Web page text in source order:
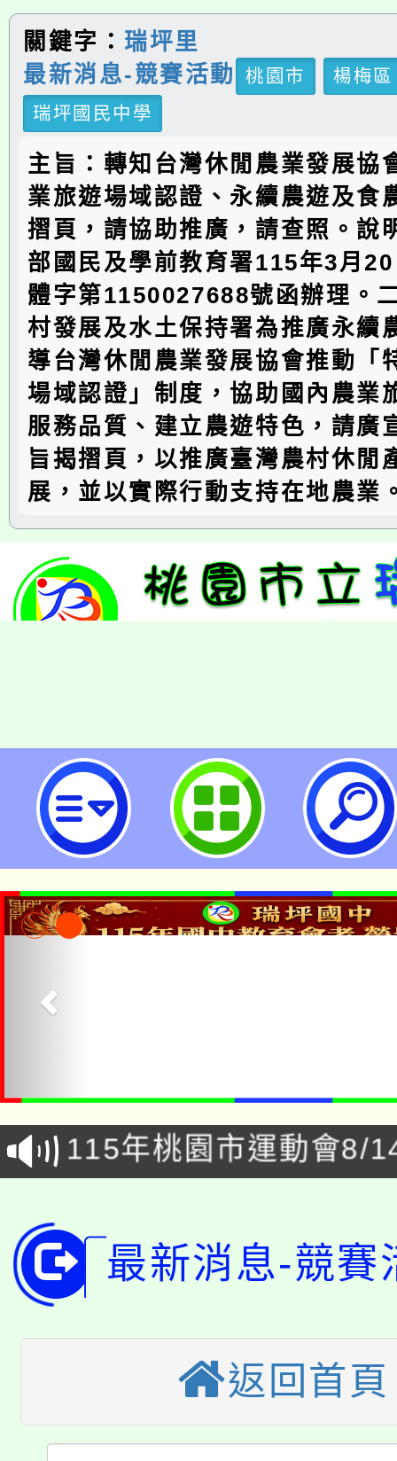
關鍵字： 瑞坪里
最新消息-競賽活動
桃園市
楊梅區
瑞坪國民中學
主旨：轉知台灣休閒農業發展協
業旅遊場域認證、永續農遊及食
摺頁，請協助推廣，請查照。說
部國民及學前教育署115年3月
體字第1150027688號函辦理。
村發展及水土保持署為推廣永續
導台灣休閒農業發展協會推動「
場域認證」制度，協助國內農業
服務品質、建立農遊特色，請廣
旨揭摺頁，以推廣臺灣農村休閒
展，並以實際行動支持在地農業
台灣休閒農業發展協會編印特色農
證、永續農遊及食農體驗等3項摺
國民中學
「本色祭」8/29、30在
開!
115年桃園市運動會8/
田徑場及游泳池舉行。
桃園市低收入戶享有免
半價優惠，詳情可洽有
份教師增能研習
大溪自造教育及科技中
淨零綠生活教案入校路
115年食農教育專業人
「本色祭」8/29、30
場熱烈登場!
8/21下午1時於龍潭區
最新消息-競賽
返回首頁